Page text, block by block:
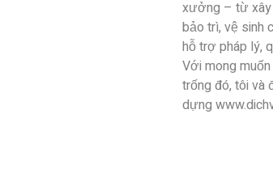
xưởng – từ
bảo trì, vệ sinh
hỗ trợ pháp lý,
Với mong
trống đó, tôi và
dựng